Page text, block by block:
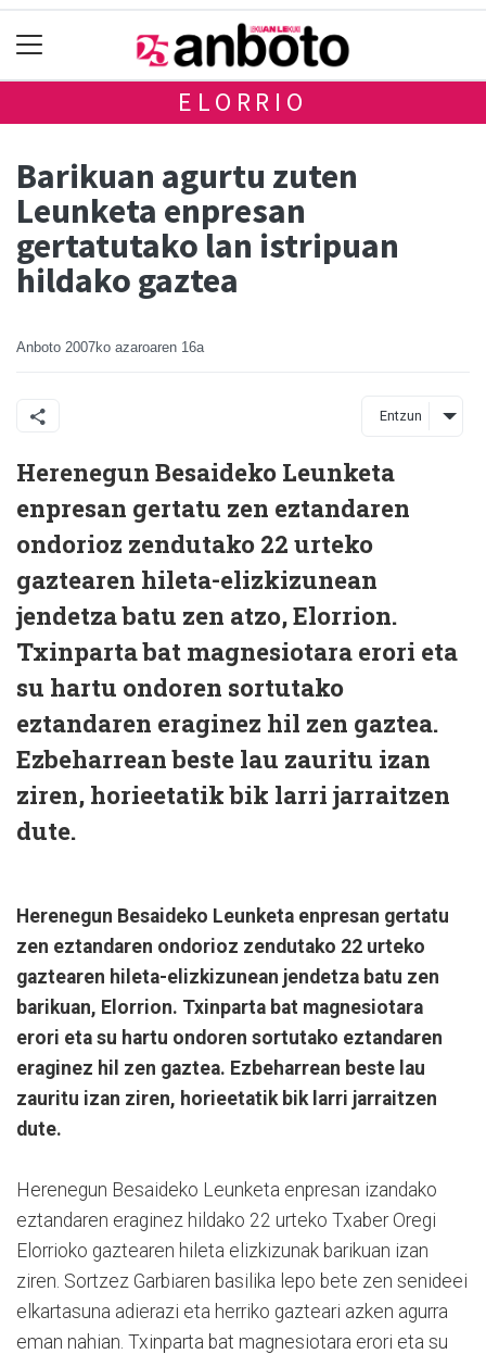
ELORRIO
Barikuan agurtu zuten
Leunketa enpresan
gertatutako lan istripuan
hildako gaztea
Anboto 2007ko azaroaren 16a
Entzun
Herenegun Besaideko Leunketa
enpresan gertatu zen eztandaren
ondorioz zendutako 22 urteko
gaztearen hileta-elizkizunean
jendetza batu zen atzo, Elorrion.
Txinparta bat magnesiotara erori eta
su hartu ondoren sortutako
eztandaren eraginez hil zen gaztea.
Ezbeharrean beste lau zauritu izan
ziren, horieetatik bik larri jarraitzen
dute.
Herenegun Besaideko Leunketa enpresan gertatu
zen eztandaren ondorioz zendutako 22 urteko
gaztearen hileta-elizkizunean jendetza batu zen
barikuan, Elorrion. Txinparta bat magnesiotara
erori eta su hartu ondoren sortutako eztandaren
eraginez hil zen gaztea. Ezbeharrean beste lau
zauritu izan ziren, horieetatik bik larri jarraitzen
dute.
Herenegun Besaideko Leunketa enpresan izandako
eztandaren eraginez hildako 22 urteko Txaber Oregi
Elorrioko gaztearen hileta elizkizunak barikuan izan
ziren. Sortzez Garbiaren basilika lepo bete zen senideei
elkartasuna adierazi eta herriko gazteari azken agurra
eman nahian. Txinparta bat magnesiotara erori eta su